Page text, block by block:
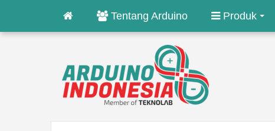
Tentang Arduino Produk